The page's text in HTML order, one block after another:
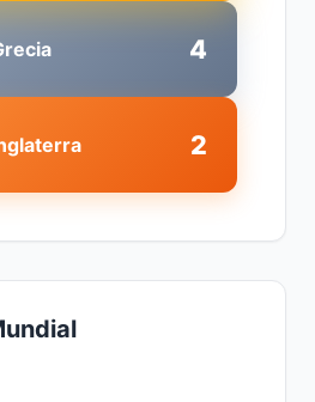
4
2